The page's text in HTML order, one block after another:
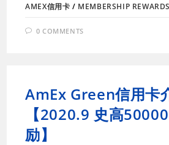
AMEX信用卡 / MEMBERSHIP REWARDS
0 COMMENTS
AmEx Green信用卡
【2020.9 史高
励】